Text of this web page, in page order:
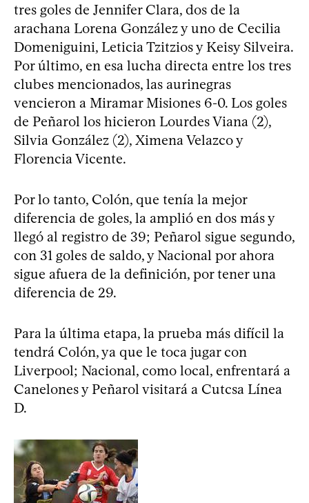
tres goles de Jennifer Clara, dos de la
arachana Lorena González y uno de Cecilia
Domeniguini, Leticia Tzitzios y Keisy Silveira.
Por último, en esa lucha directa entre los tres
clubes mencionados, las aurinegras
vencieron a Miramar Misiones 6-0. Los goles
de Peñarol los hicieron Lourdes Viana (2),
Silvia González (2), Ximena Velazco y
Florencia Vicente.
Por lo tanto, Colón, que tenía la mejor
diferencia de goles, la amplió en dos más y
llegó al registro de 39; Peñarol sigue segundo,
con 31 goles de saldo, y Nacional por ahora
sigue afuera de la definición, por tener una
diferencia de 29.
Para la última etapa, la prueba más difícil la
tendrá Colón, ya que le toca jugar con
Liverpool; Nacional, como local, enfrentará a
Canelones y Peñarol visitará a Cutcsa Línea
D.